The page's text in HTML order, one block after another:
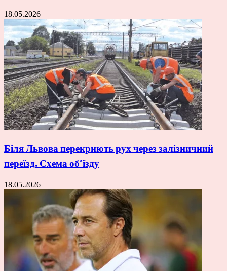
18.05.2026
Біля Львова перекриють рух через залізничний
переїзд. Схема об’їзду
18.05.2026